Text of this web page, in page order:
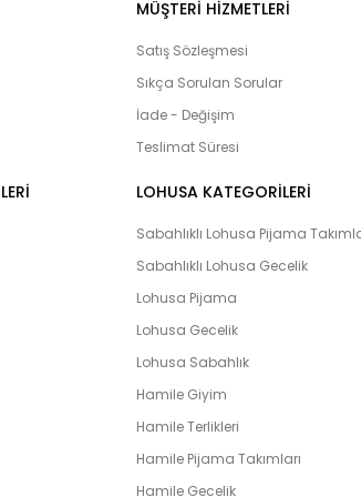
Onur, Free Angel, Çağrı,lohusa çarşı
adayları’nın yanı sıra
olduğumuz bebek setlerimiz
çıkış setlerini yaptıran ve
bulunmaktadır. Lohusahamile
vermeye çalışmaktadır. Kapıda
hamile olarak en hızlı bir şekilde
MÜŞTERI HIZMETLERI
Satış Sözleşmesi
Sıkça Sorulan Sorular
İade - Değişim
Teslimat Süresi
LOHUSA KATEGORİLERİ
Sabahlıklı Lohusa Pijama
Sabahlıklı Lohusa Gecelik
Lohusa Pijama
Lohusa Gecelik
Lohusa Sabahlık
Hamile Giyim
Hamile Terlikleri
Hamile Pijama Takımları
Hamile Gecelik